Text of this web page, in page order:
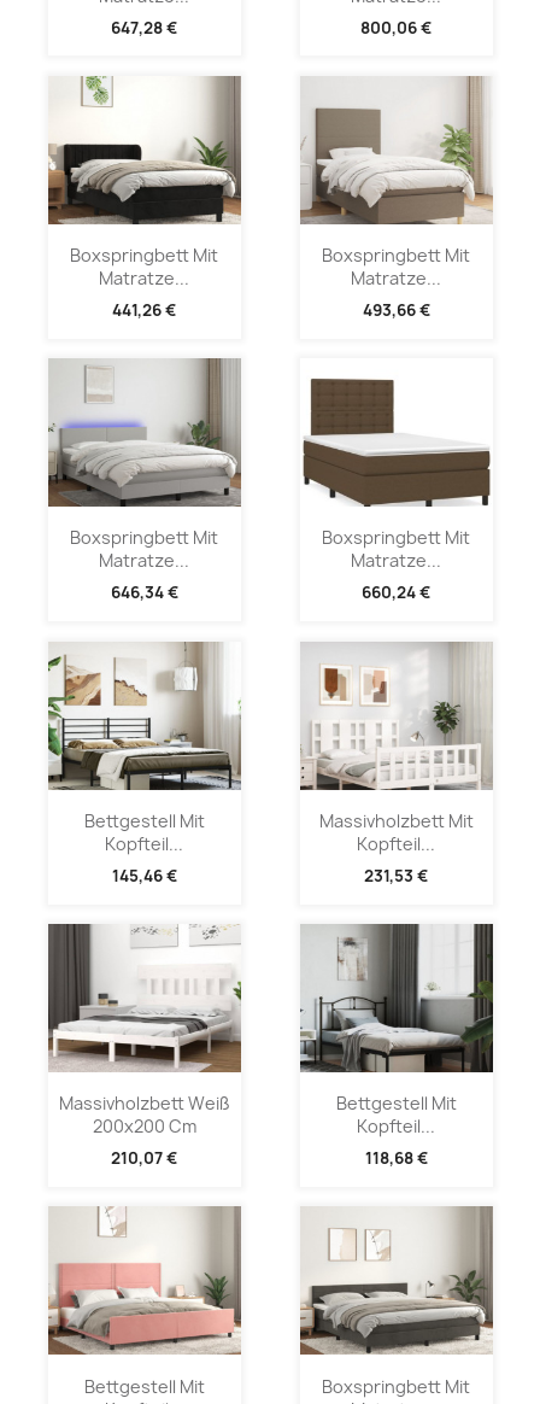
647,28 € 800,06 €
Boxspringbett Mit
Matratze...
441,26 €
Boxspringbett Mit
Matratze...
493,66 €
Boxspringbett Mit
Matratze...
646,34 €
Boxspringbett Mit
Matratze...
660,24 €
Bettgestell Mit
Kopfteil...
145,46 €
Massivholzbett Mit
Kopfteil...
231,53 €
Massivholzbett Weiß
200x200 Cm
210,07 €
Bettgestell Mit
Kopfteil...
118,68 €
Bettgestell Mit
Boxspringbett Mit